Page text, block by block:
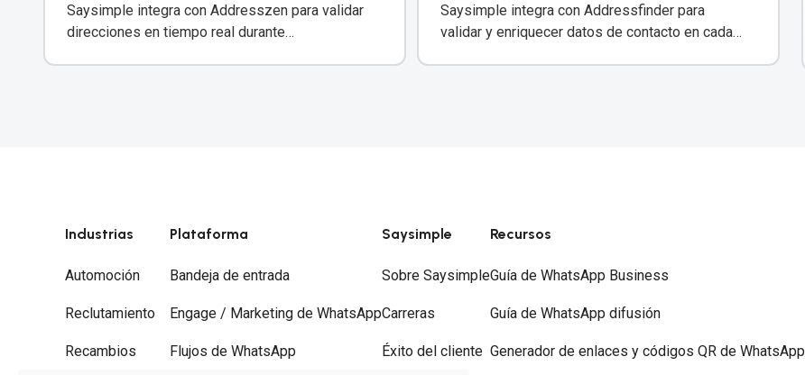
Saysimple integra con Addresszen para validar
direcciones en tiempo real durante
Saysimple integra con Addressfinder para
validar y enriquecer datos de contacto en cada
Industrias
Automoción
Reclutamiento
Recambios
Plataforma
Bandeja de entrada
Engage / Marketing de WhatsApp
Flujos de WhatsApp
Saysimple
Sobre Saysimple
Carreras
Éxito del cliente
Recursos
Guía de WhatsApp Business
Guía de WhatsApp difusión
Generador de enlaces y códigos QR de WhatsApp